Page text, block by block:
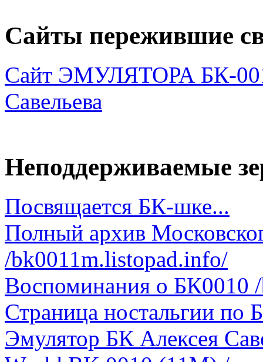
Сайты пережившие
Сайт ЭМУЛЯТОРА БК-
Савельева
Неподдерживаемые
Посвящается БК-шке...
Полный архив
/bk0011m.listopad.info/
Воспоминания о БК0010
Страница ностальгии
Эмулятор БК Алексея